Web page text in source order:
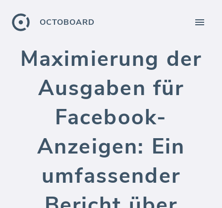
OCTOBOARD
Maximierung der
Ausgaben für
Facebook-
Anzeigen: Ein
umfassender